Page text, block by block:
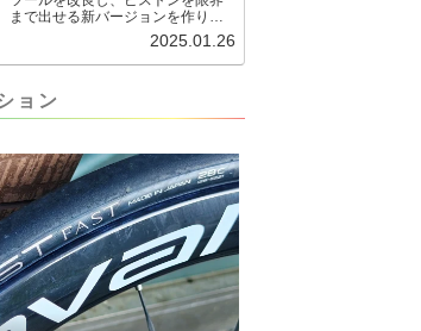
まで出せる新バージョンを作りま
した。前作よりも+2.18mm出せる
ようになりました。寸法設計に関
しては、数パターンを作って、オ
も安全な寸法設計に落ち着いてい
ます。ピストン出しチキンレース
れしましたが、ギリギリまで攻め
てますのでピストン内部の汚れを
さらに掃除できると思います。前
作の...
2025.01.26
ョン